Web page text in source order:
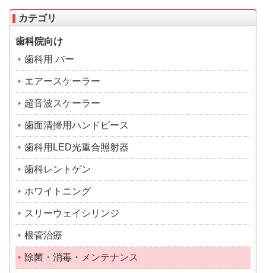
カテゴリ
歯科院向け
歯科用 バー
エアースケーラー
超音波スケーラー
歯面清掃用ハンドピース
歯科用LED光重合照射器
歯科レントゲン
ホワイトニング
スリーウェイシリンジ
根管治療
除菌・消毒・メンテナンス